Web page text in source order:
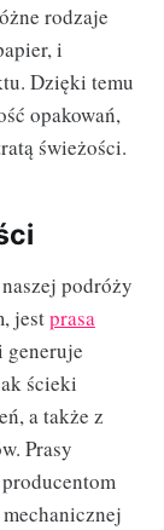
rodzaje
i
Dzięki temu
opakowań,
świeżości.
podróży
jestprasa
generuje
ścieki
a także z
Prasy